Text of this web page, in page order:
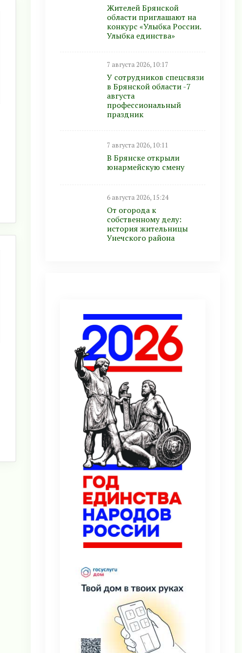
Жителей Брянской
области приглашают на
конкурс «Улыбка России.
Улыбка единства»
7 августа 2026, 10:17
У сотрудников спецсвязи
в Брянской области -7
августа
профессиональный
праздник
7 августа 2026, 10:11
В Брянске открыли
юнармейскую смену
6 августа 2026, 15:24
От огорода к
собственному делу:
история жительницы
Унечского района